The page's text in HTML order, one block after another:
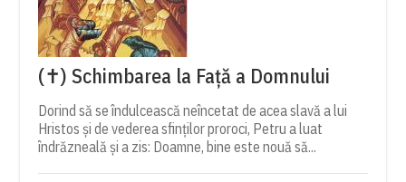
(✝) Schimbarea la Față a Domnului
Dorind să se îndulcească neîncetat de acea slavă a lui
Hristos și de vederea sfinților proroci, Petru a luat
îndrăzneală și a zis: Doamne, bine este nouă să...